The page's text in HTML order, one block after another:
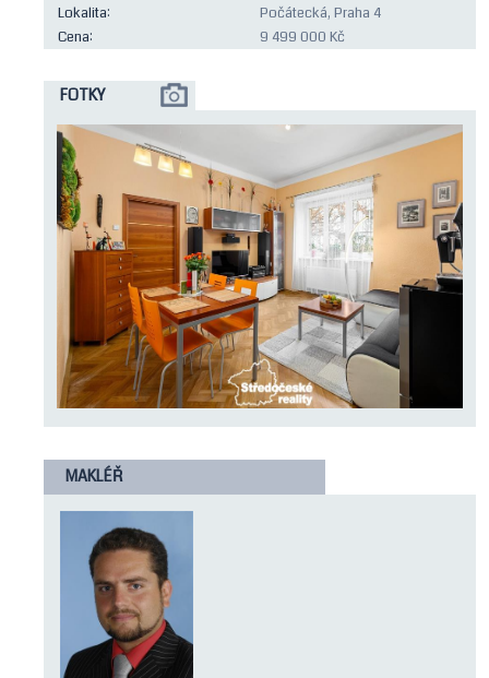
KANCELÁŘ
Pozemky
Ostatní
Pronájem
Rodinné
Lokalita:
Počátecká, Praha 4
Cena:
9 499 000 Kč
FOTKY
MAKLÉŘ